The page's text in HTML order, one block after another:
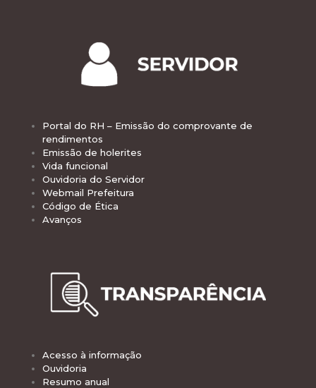
Portal do RH – Emissão do comprovante de
rendimentos
Emissão de holerites
Vida funcional
Ouvidoria do Servidor
Webmail Prefeitura
Código de Ética
Avanços
Acesso à informação
Ouvidoria
Resumo anual